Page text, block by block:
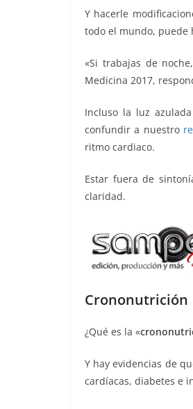
Y hacerle
todo el mundo, puede
«Si trabajas de
Medicina 2017,
Incluso la luz
confundir a nuestro
ritmo cardiaco.
Estar fuera de
claridad.
Crononutrición
¿Qué es la «
Y hay evidencias de
cardíacas, diabetes e